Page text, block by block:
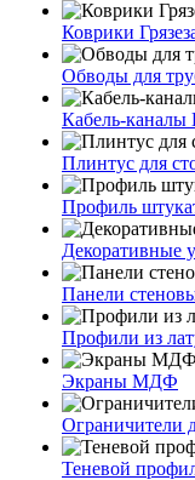
Коврики
Обводы для
Кабель-
Плинтус для
Профиль
Декоративные
Панели
Профили из
Экраны МДФ
Ограничители
Теневой